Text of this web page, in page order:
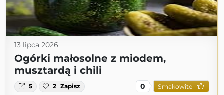
13 lipca 2026
Ogórki małosolne z miodem,
musztardą i chili
5 2 Zapisz 0 Smakowite